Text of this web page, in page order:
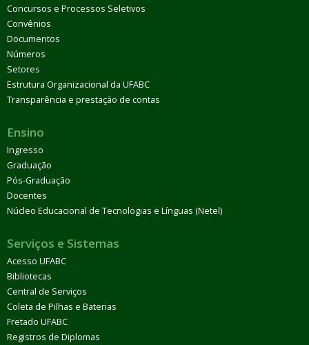
Concursos e Processos Seletivos
Convênios
Documentos
Números
Setores
Estrutura Organizacional da UFABC
Transparência e prestação de contas
Ensino
Ingresso
Graduação
Pós-Graduação
Docentes
Núcleo Educacional de Tecnologias e Línguas (Netel)
Serviços e Sistemas
Acesso UFABC
Bibliotecas
Central de Serviços
Coleta de Pilhas e Baterias
Fretado UFABC
Registros de Diplomas